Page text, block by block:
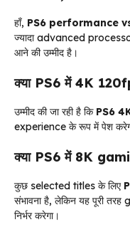
हाँ, PS6 performance
ज्यादा advanced
आने की उम्मीद है।
क्या PS6 में 4K
उम्मीद की जा रही है कि PS6
experience के रूप में पेश
क्या PS6 में 8K
कुछ selected titles के लिए
संभावना है, लेकिन यह पूरी
निर्भर करेगा।